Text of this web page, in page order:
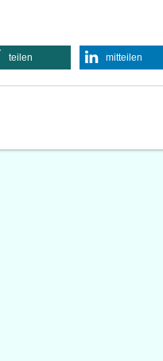
teilen mitteilen